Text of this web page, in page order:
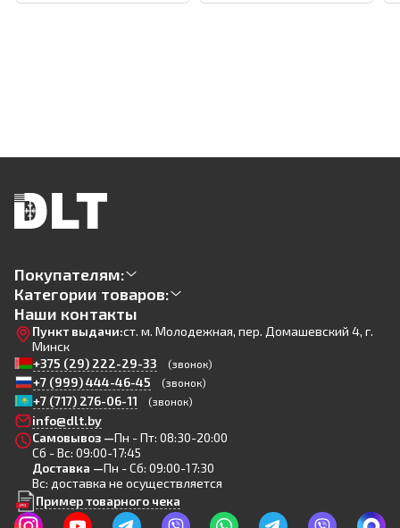
Покупателям:
Категории товаров:
Наши контакты
Пункт выдачи:ст. м. Молодежная, пер. Домашевский 4, г.
Минск
+375 (29) 222-29-33
(звонок)
+7 (999) 444-46-45 (звонок)
+7 (717) 276-06-11 (звонок)
info@dlt.by
Самовывоз —Пн - Пт: 08:30-20:00
Сб - Вс: 09:00-17:45
Доставка —Пн - Сб: 09:00-17:30
Вс: доставка не осуществляется
Пример товарного чека